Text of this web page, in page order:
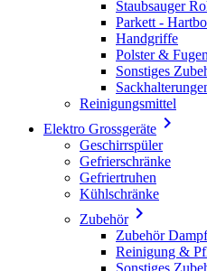
Staubsauger
Parkett -
Handgriffe
Polster &
Sonstiges
Reinigungsmittel
Elektro Grossgeräte 
Geschirrspüler
Gefrierschränke
Gefriertruhen
Kühlschränke
Zubehör
Zubehör
Reinigung &
Sonstiges